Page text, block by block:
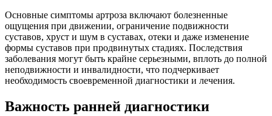
Основные симптомы артроза включают болезненные
ощущения при движении, ограничение подвижности
суставов, хруст и шум в суставах, отеки и даже изменение
формы суставов при продвинутых стадиях. Последствия
заболевания могут быть крайне серьезными, вплоть до полной
неподвижности и инвалидности, что подчеркивает
необходимость своевременной диагностики и лечения.
Важность ранней диагностики